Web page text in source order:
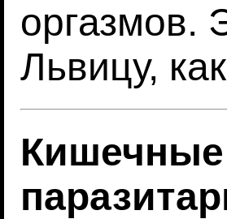
оргазмов.
Львицу,
Кишечные